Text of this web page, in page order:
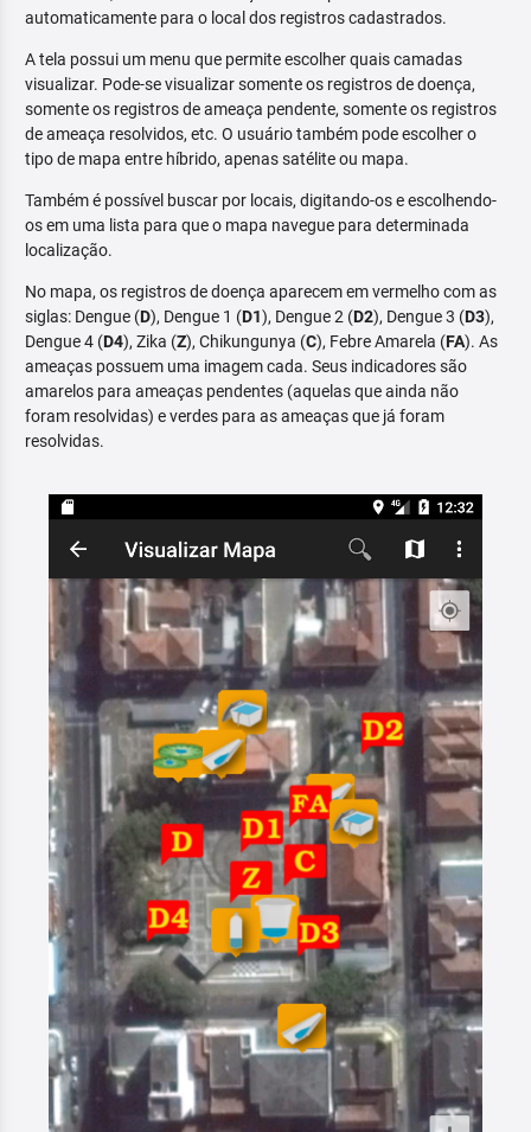
automaticamente para o local dos registros cadastrados.
A tela possui um menu que permite escolher quais camadas
visualizar. Pode-se visualizar somente os registros de doença,
somente os registros de ameaça pendente, somente os registros
de ameaça resolvidos, etc. O usuário também pode escolher o
tipo de mapa entre híbrido, apenas satélite ou mapa.
Também é possível buscar por locais, digitando-os e escolhendo-
os em uma lista para que o mapa navegue para determinada
localização.
No mapa, os registros de doença aparecem em vermelho com as
siglas: Dengue (D), Dengue 1 (D1), Dengue 2 (D2), Dengue 3 (D3),
Dengue 4 (D4), Zika (Z), Chikungunya (C), Febre Amarela (FA). As
ameaças possuem uma imagem cada. Seus indicadores são
amarelos para ameaças pendentes (aquelas que ainda não
foram resolvidas) e verdes para as ameaças que já foram
resolvidas.